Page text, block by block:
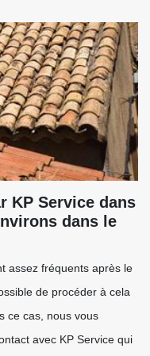
KP Service dans
dans le
assez fréquents après le
de procéder à cela
ce cas, nous vous
avec KP Service qui